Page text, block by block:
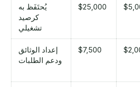
$25,000
يُحتَفَظ به
كرصيد
تشغيلي
$7,500
إعداد الوثائق
ودعم الطلبات